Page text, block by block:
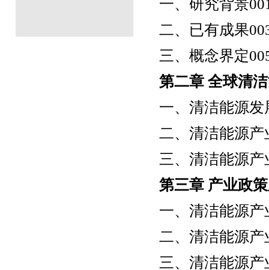
一、研究背景
二、已有成果
三、概念界定
第二章 全球清
一、清洁能源发
二、清洁能源产
三、清洁能源
第三章 产业政
一、清洁能源
二、清洁能源产
三、清洁能源